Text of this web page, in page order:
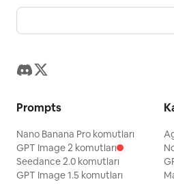
gömülüyor.",
öğelerinde yumuşak
kontrast."}, "lighting":
yukarıdan ve sağdan
altın rengi ana ışık
"fill": "Başlığın en
Prompts
Nano Banana Pro komutları
GPT Image 2 komutları
Seedance 2.0 komutları
GPT Image 1.5 komutları